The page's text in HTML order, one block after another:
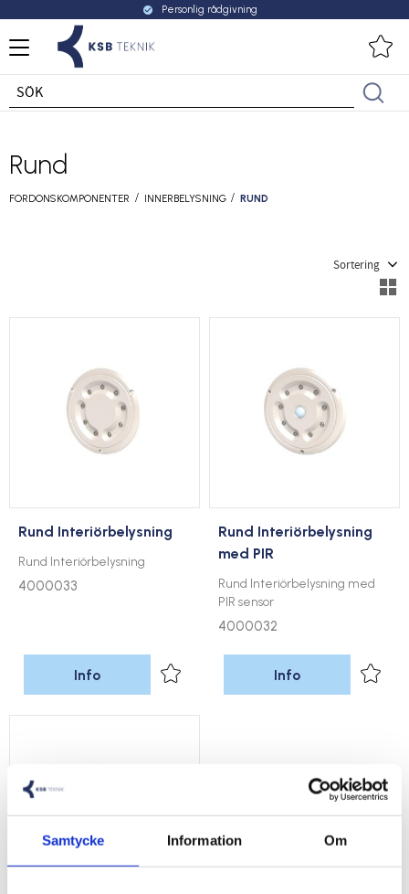
Samtycke Information Om
Meny
check_circle Personlig rådgivning
Rund
FORDONSKOMPONENTER INNERBELYSNING RUND
Rund Interiörbelysning
Rund Interiörbelysning
4000033
Lägg till i favoriter
Info
Rund Interiörbelysning
med PIR
Rund Interiörbelysning med
PIR sensor
4000032
Lägg
Info